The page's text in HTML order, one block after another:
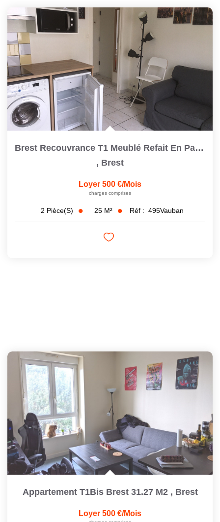
Brest Recouvrance T1 Meublé Refait En Parfait État
, Brest
Loyer 500 €/mois
charges comprises
2 Pièce(s) 25 M² Réf : 495Vauban
Appartement T1Bis Brest 31.27 M2 , Brest
Loyer 500 €/mois